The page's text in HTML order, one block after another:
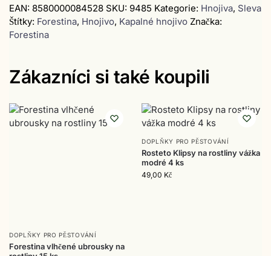
EAN: 8580000084528 SKU: 9485 Kategorie: Hnojiva, Sleva
Štítky: Forestina, Hnojivo, Kapalné hnojivo Značka:
Forestina
Zákazníci si také koupili
DOPLŇKY PRO PĚSTOVÁNÍ
Forestina vlhčené ubrousky na
DOPLŇKY PRO PĚSTOVÁNÍ
Rosteto Klipsy na rostliny vážka
modré 4 ks
49,00 Kč